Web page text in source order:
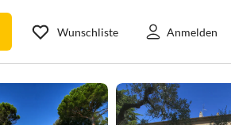
Wunschliste Anmelden